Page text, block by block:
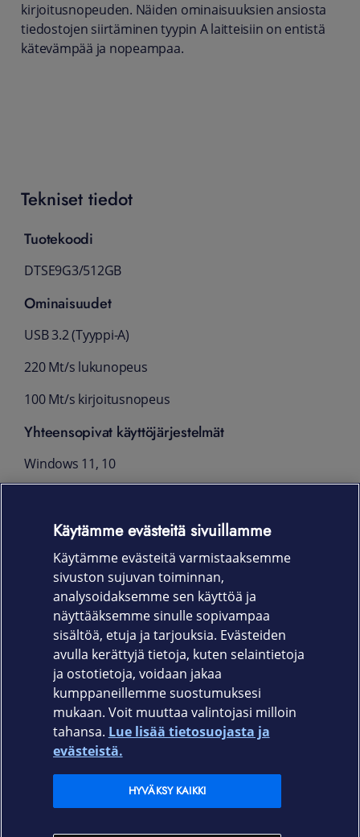
kirjoitusnopeuden. Näiden ominaisuuksien ansiosta
tiedostojen siirtäminen tyypin A laitteisiin on entistä
kätevämpää ja nopeampaa.
Tekniset tiedot
Tuotekoodi
DTSE9G3/512GB
Ominaisuudet
USB 3.2 (Tyyppi-A)
220 Mt/s lukunopeus
100 Mt/s kirjoitusnopeus
Yhteensopivat käyttöjärjestelmät
Windows 11, 10
Linux (v. 4.4.x +)
Chrome OS
Takuu
Elisa.fi
Käytämme evästeitä sivuillamme
Käytämme evästeitä varmistaaksemme
sivuston sujuvan toiminnan,
analysoidaksemme sen käyttöä ja
näyttääksemme sinulle sopivampaa
sisältöä, etuja ja tarjouksia. Evästeiden
avulla kerättyjä tietoja, kuten selaintietoja
ja ostotietoja, voidaan jakaa
kumppaneillemme suostumuksesi
mukaan. Voit muuttaa valintojasi milloin
tahansa. Lue lisää tietosuojasta ja
evästeistä.
HYVÄKSY KAIKKI